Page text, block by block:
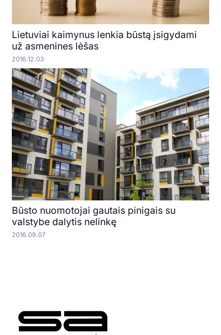
Lietuviai kaimynus lenkia būstą įsigydami
už asmenines lėšas
2016.12.03
Būsto nuomotojai gautais pinigais su
valstybe dalytis nelinkę
2016.09.07